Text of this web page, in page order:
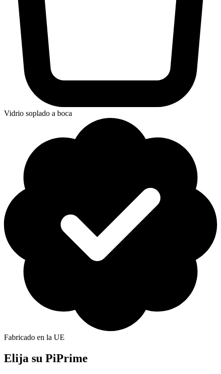
Vidrio soplado a boca
Fabricado en la UE
Elija su PiPrime